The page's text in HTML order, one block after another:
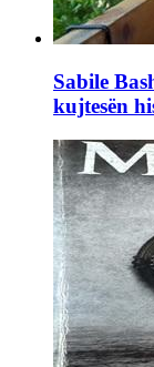
Sabile
kujtesën